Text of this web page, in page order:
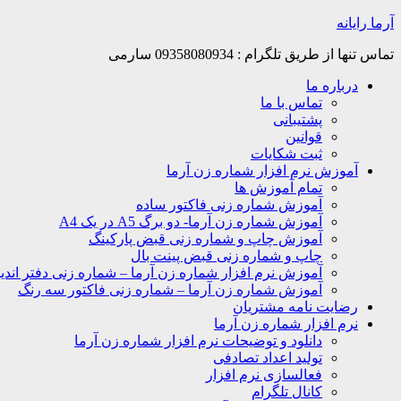
Skip
content
آرما رایانه
تماس تنها از طریق تلگرام : 09358080934 سارمی
درباره ما
تماس با ما
پشتیبانی
قوانین
ثبت شکایات
آموزش نرم افزار شماره زن آرما
تمام آموزش ها
آموزش شماره زنی فاکتور ساده
آموزش شماره زن آرما- دو برگ A5 در یک A4
آموزش چاپ و شماره زنی قبض پارکینگ
چاپ و شماره زنی قبض پینت بال
آموزش نرم افزار شماره زن آرما – شماره زنی دفتر
آموزش شماره زن آرما – شماره زنی فاکتور سه رنگ
رضایت نامه مشتریان
نرم افزار شماره زن آرما
دانلود و توضیحات نرم افزار شماره زن آرما
تولید اعداد تصادفی
فعالسازی نرم افزار
کانال تلگرام